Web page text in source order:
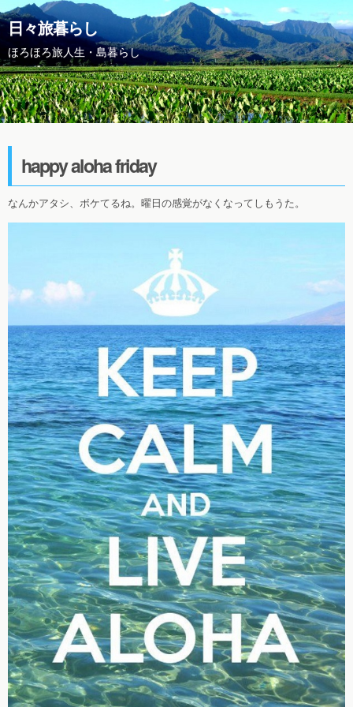
日々旅暮らし
ほろほろ旅人生・島暮らし
happy aloha friday
なんかアタシ、ボケてるね。曜日の感覚がなくなってしもうた。